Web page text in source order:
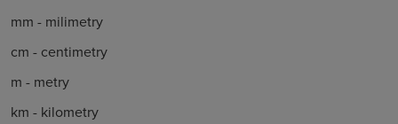
mm - milimetry
cm - centimetry
m - metry
km - kilometry